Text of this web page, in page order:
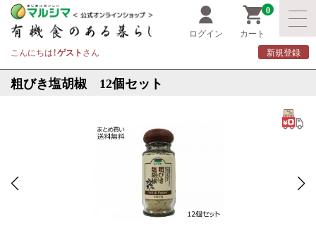
ログイン
0
カート
こんにちは！ゲストさん 新規登録
粗びき塩胡椒 12個セット